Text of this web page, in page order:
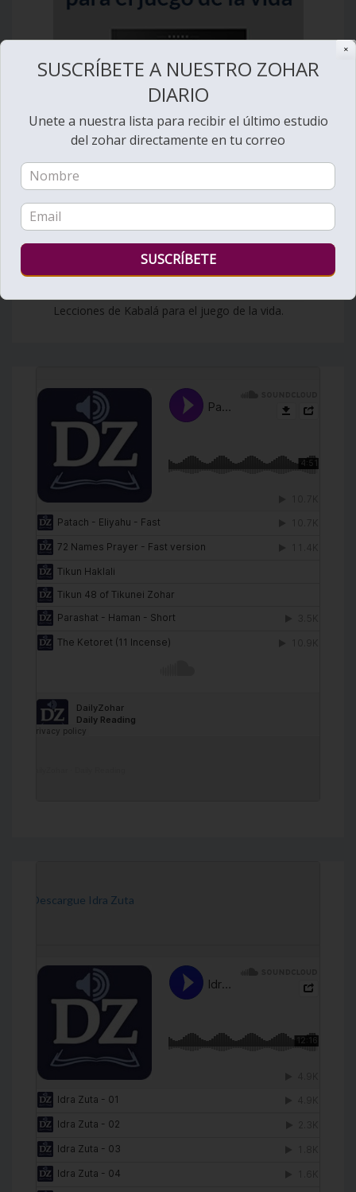
Lecciones de Kabalá para el juego de la vida.
[Descargue Idra Zuta
✕
SUSCRÍBETE A NUESTRO ZOHAR
DIARIO
Unete a nuestra lista para recibir el último estudio
del zohar directamente en tu correo